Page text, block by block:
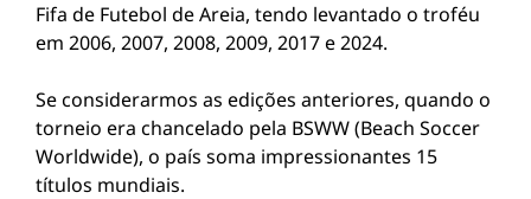
Fifa de Futebol de Areia, tendo levantado o troféu
em 2006, 2007, 2008, 2009, 2017 e 2024.
Se considerarmos as edições anteriores, quando o
torneio era chancelado pela BSWW (Beach Soccer
Worldwide), o país soma impressionantes 15
títulos mundiais.